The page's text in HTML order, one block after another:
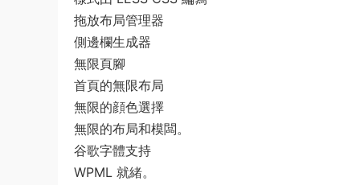
拖放布局管理器
側邊欄生成器
無限頁腳
首頁的無限布局
無限的顔色選擇
無限的布局和模闆。
谷歌字體支持
WPML 就緒。